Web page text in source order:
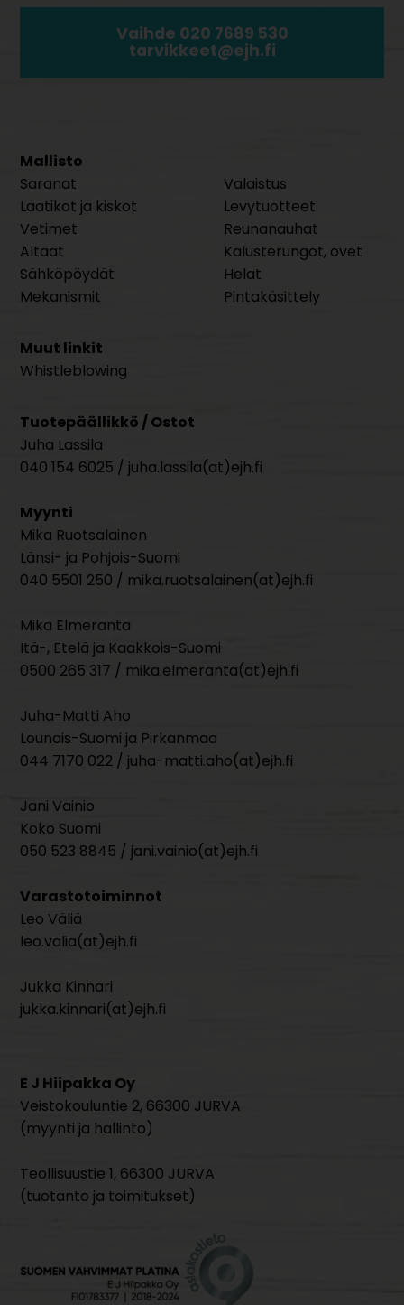
Vaihde 020 7689 530
tarvikkeet@ejh.fi
Mallisto
Saranat
Laatikot ja kiskot
Vetimet
Altaat
Sähköpöydät
Mekanismit
Valaistus
Levytuotteet
Reunanauhat
Kalusterungot, ovet
Helat
Pintakäsittely
Muut linkit
Whistleblowing
Tuotepäällikkö / Ostot
Juha Lassila
040 154 6025 / juha.lassila(at)ejh.fi
Myynti
Mika Ruotsalainen
Länsi- ja Pohjois-Suomi
040 5501 250 / mika.ruotsalainen(at)ejh.fi
Mika Elmeranta
Itä-, Etelä ja Kaakkois-Suomi
0500 265 317 / mika.elmeranta(at)ejh.fi
Juha-Matti Aho
Lounais-Suomi ja Pirkanmaa
044 7170 022 / juha-matti.aho(at)ejh.fi
Jani Vainio
Koko Suomi
050 523 8845 / jani.vainio(at)ejh.fi
Varastotoiminnot
Leo Väliä
leo.valia(at)ejh.fi
Jukka Kinnari
jukka.kinnari(at)ejh.fi
E J Hiipakka Oy
Veistokouluntie 2, 66300 JURVA
(myynti ja hallinto)
Teollisuustie 1, 66300 JURVA
(tuotanto ja toimitukset)